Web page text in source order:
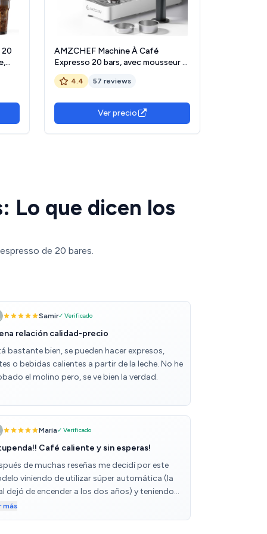
20
AMZCHEF Machine À Café
Expresso 20 bars, avec mousseur à
lait professionnel, petite machine à
café pour cappuccino, latte et
blanche
4.4 57 reviews
Ver precio
Lo que dicen los
de 20 bares.
Samir✓ Verificado
relación calidad-precio
bastante bien, se pueden hacer expresos,
o bebidas calientes a partir de la leche. No he
el molino pero, se ve bien la verdad.
Maria✓ Verificado
Café caliente y sin esperas!
de muchas reseñas me decidí por este
viniendo de utilizar súper automática (la
dejó de encender a los dos años) y teniendo
Bialetti Italiana de diario, vamos que he
opciones en casa. Estaba a la
más